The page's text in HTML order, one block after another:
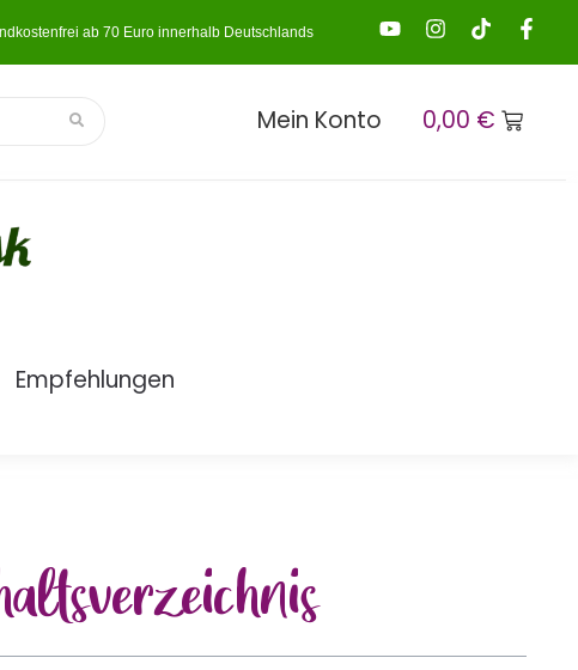
ab 70 Euro innerhalb Deutschlands
Mein Konto 0,00 €
Empfehlungen
verzeichnis